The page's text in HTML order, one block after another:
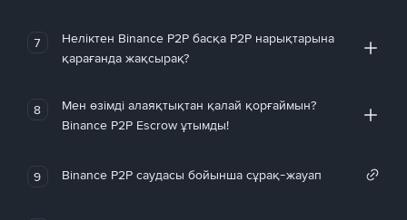
7
Неліктен Binance P2P басқа P2P нарықтарына
қарағанда жақсырақ?
8
Мен өзімді алаяқтықтан қалай қорғаймын?
Binance P2P Escrow ұтымды!
9 Binance P2P саудасы бойынша сұрақ-жауап